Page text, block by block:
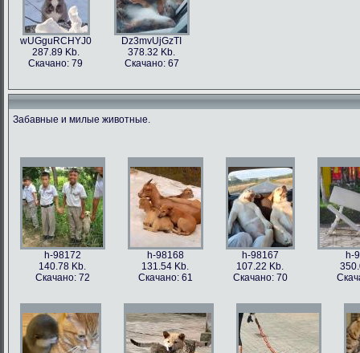
wUGguRCHYJ0
287.89 Kb.
Скачано: 79
Dz3mvUjGzTI
378.32 Kb.
Скачано: 67
Забавные и милые животные.
h-98172
140.78 Kb.
Скачано: 72
h-98168
131.54 Kb.
Скачано: 61
h-98167
107.22 Kb.
Скачано: 70
h-